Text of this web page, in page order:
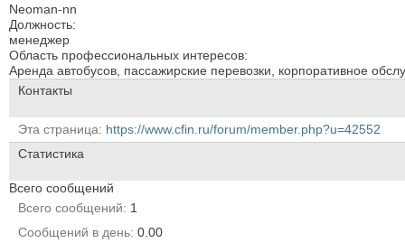
Neoman-nn
Должность:
менеджер
Область профессиональных интересов:
Аренда автобусов, пассажирские перевозки, корпоративное
Контакты
Эта страница
https://www.cfin.ru/forum/member.php?u=42552
Статистика
Всего сообщений
Всего сообщений
1
Сообщений в день 0.00